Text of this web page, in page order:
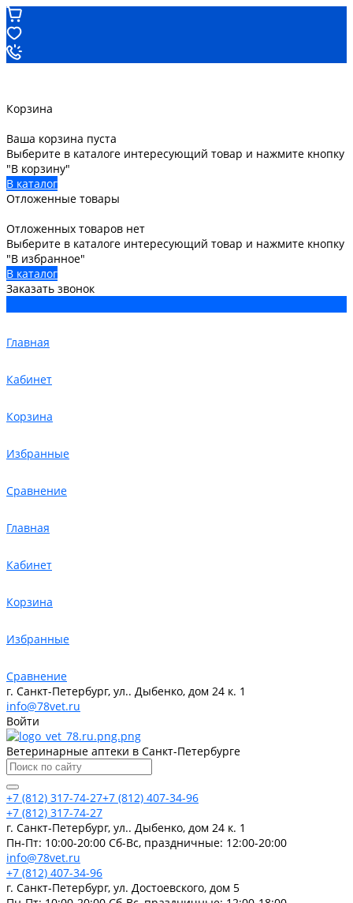
Корзина
Ваша корзина пуста
Выберите в каталоге интересующий товар и нажмите кнопку
"В корзину"
В каталог
Отложенные товары
Отложенных товаров нет
Выберите в каталоге интересующий товар и нажмите кнопку
"В избранное"
В каталог
Заказать звонок
Главная
Кабинет
Корзина
Избранные
Сравнение
Главная
Кабинет
Корзина
Избранные
Сравнение
г. Санкт-Петербург, ул.. Дыбенко, дом 24 к. 1
info@78vet.ru
Войти
Ветеринарные аптеки в Санкт-Петербурге
+7 (812) 317-74-27+7 (812) 407-34-96
+7 (812) 317-74-27
г. Санкт-Петербург, ул.. Дыбенко, дом 24 к. 1
Пн-Пт: 10:00-20:00 Cб-Вс, праздничные: 12:00-20:00
info@78vet.ru
+7 (812) 407-34-96
г. Санкт-Петербург, ул. Достоевского, дом 5